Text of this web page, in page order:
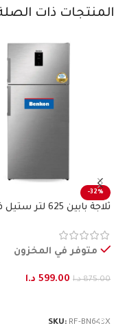
المنتجات ذات
-32%
ثلاجة بابين 625 لتر
متوفر في المخزون
875.00 د.ا 599.00 د.ا
SKU: RF-BN643X